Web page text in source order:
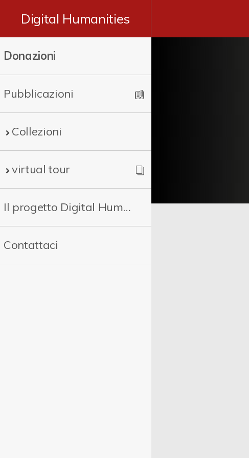
Digital Humanities
Donazioni
Pubblicazioni
Collezioni
virtual tour
Il progetto Digital Humanities
Contattaci